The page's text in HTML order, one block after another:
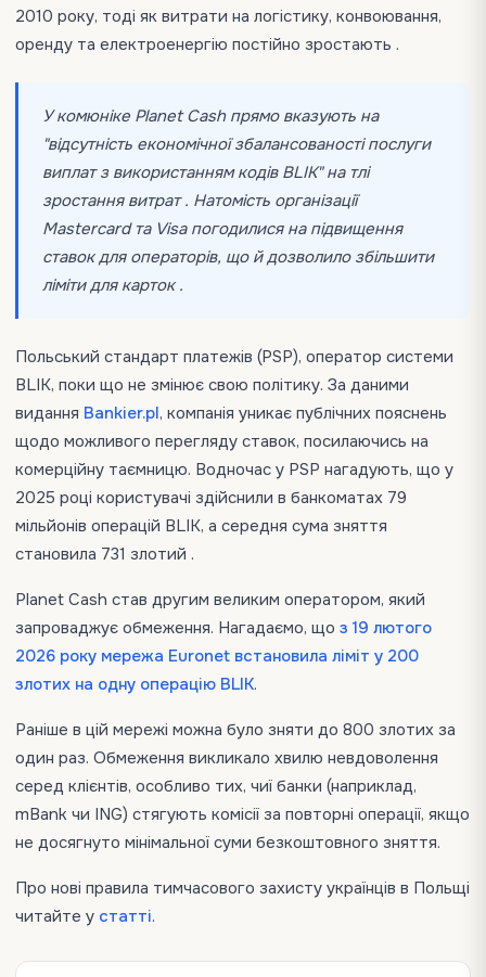
2010 року, тоді як витрати на логістику, конвоювання,
оренду та електроенергію постійно зростають .
У комюніке Planet Cash прямо вказують на
"відсутність економічної збалансованості послуги
виплат з використанням кодів BLIK" на тлі
зростання витрат . Натомість організації
Mastercard та Visa погодилися на підвищення
ставок для операторів, що й дозволило збільшити
ліміти для карток .
Польський стандарт платежів (PSP), оператор системи
BLIK, поки що не змінює свою політику. За даними
видання Bankier.pl, компанія уникає публічних пояснень
щодо можливого перегляду ставок, посилаючись на
комерційну таємницю. Водночас у PSP нагадують, що у
2025 році користувачі здійснили в банкоматах 79
мільйонів операцій BLIK, а середня сума зняття
становила 731 злотий .
Planet Cash став другим великим оператором, який
запроваджує обмеження. Нагадаємо, що з 19 лютого
2026 року мережа Euronet встановила ліміт у 200
злотих на одну операцію BLIK.
Раніше в цій мережі можна було зняти до 800 злотих за
один раз. Обмеження викликало хвилю невдоволення
серед клієнтів, особливо тих, чиї банки (наприклад,
mBank чи ING) стягують комісії за повторні операції, якщо
не досягнуто мінімальної суми безкоштовного зняття.
Про нові правила тимчасового захисту українців в Польщі
читайте у статті.